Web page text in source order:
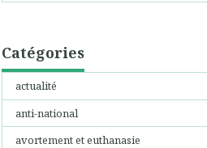
Catégories
actualité
anti-national
avortement et euthanasie